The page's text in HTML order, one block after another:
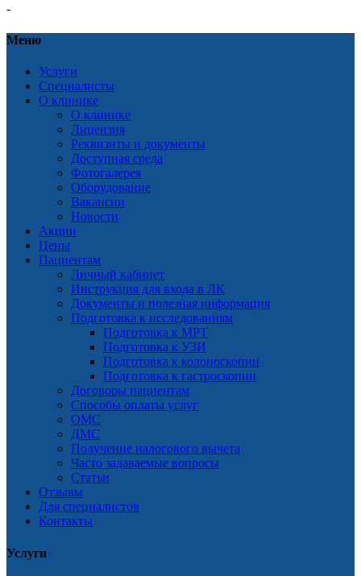
-
Меню
Услуги
Специалисты
О клинике
О клинике
Лицензия
Реквизиты и документы
Доступная среда
Фотогалерея
Оборудование
Вакансии
Новости
Акции
Цены
Пациентам
Личный кабинет
Инструкция для входа в ЛК
Документы и полезная информация
Подготовка к исследованиям
Подготовка к МРТ
Подготовка к УЗИ
Подготовка к колоноскопии
Подготовка к гастроскопии
Договоры пациентам
Способы оплаты услуг
ОМС
ДМС
Получение налогового вычета
Часто задаваемые вопросы
Статьи
Отзывы
Для специалистов
Контакты
Услуги